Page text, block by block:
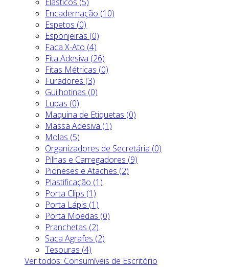
Encadernação (10)
Espetos (0)
Esponjeiras (0)
Faca X-Ato (4)
Fita Adesiva (26)
Fitas Métricas (0)
Furadores (3)
Guilhotinas (0)
Lupas (0)
Maquina de Etiquetas (0)
Massa Adesiva (1)
Molas (5)
Organizadores de Secretária (0)
Pilhas e Carregadores (9)
Pioneses e Ataches (2)
Plastificação (1)
Porta Clips (1)
Porta Lápis (1)
Porta Moedas (0)
Pranchetas (2)
Saca Agrafes (2)
Tesouras (4)
Ver todos: Consumíveis de Escritório